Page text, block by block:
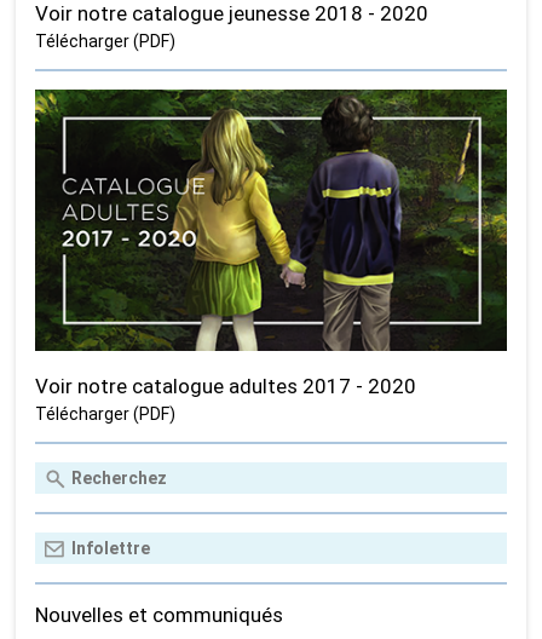
Voir notre catalogue jeunesse 2018 - 2020
Télécharger (PDF)
Voir notre catalogue adultes 2017 - 2020
Télécharger (PDF)
Nouvelles et communiqués